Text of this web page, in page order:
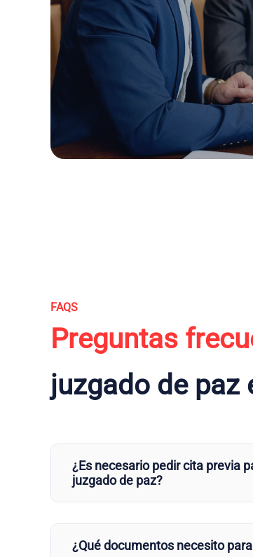
FAQS
Preguntas
juzgado de paz
¿Es necesario pedir cita previa
juzgado de paz?
¿Qué documentos necesito